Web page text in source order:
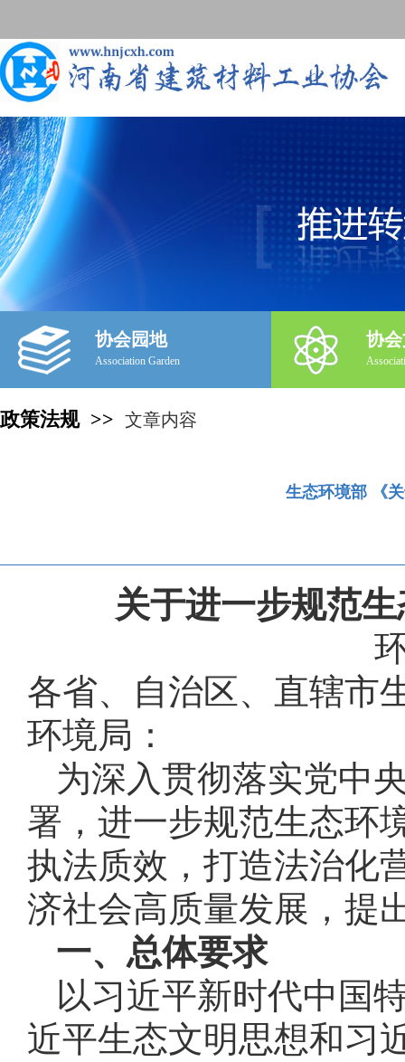
协会园地
Association Garden
协
政策法规 >> 文章内容
生态环境部 《
关于进一步规范
各省、自治区、直辖市
环境局：
为深入贯彻落实党中
署，进一步规范生态环
执法质效，打造法治化
济社会高质量发展，提
一、总体要求
以习近平新时代中国
近平生态文明思想和习